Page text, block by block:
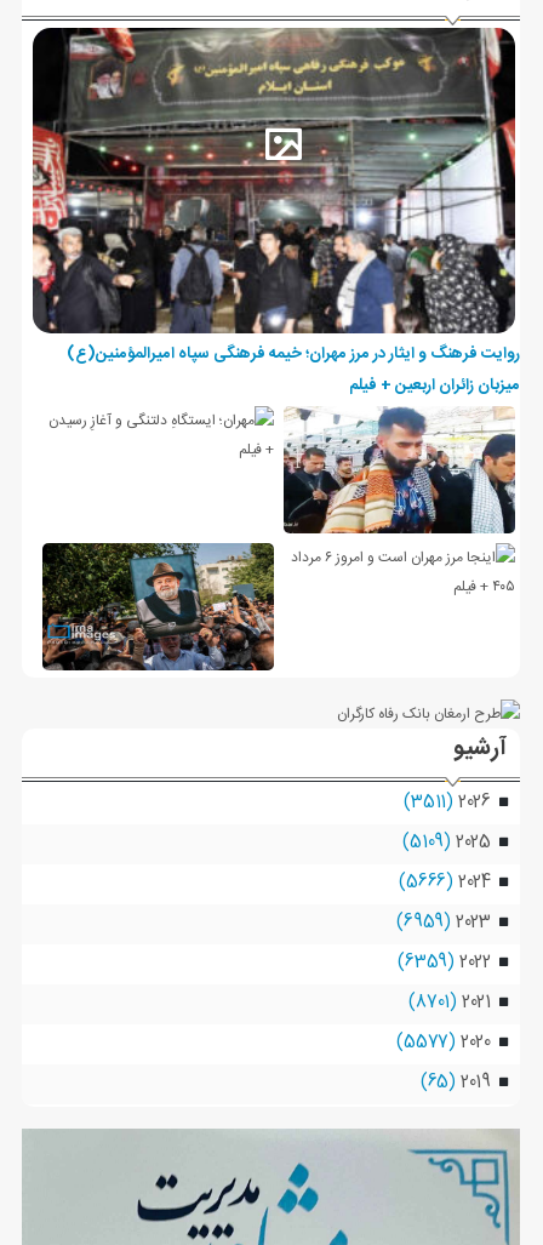
روایت فرهنگ و ایثار در مرز مهران؛ خیمه فرهنگی سپاه امیرالمؤمنین(ع)
میزبان زائران اربعین + فیلم
آرشیو
2026
(3511)
2025
(5109)
2024
(5666)
2023
(6959)
2022
(6359)
2021
(8701)
2020
(5577)
2019
(65)